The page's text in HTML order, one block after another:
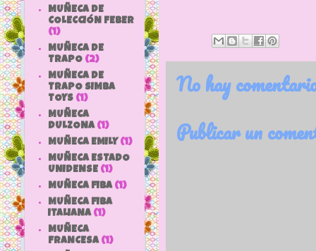
No hay
Publicar un
MUÑECA DE
COLECCIÓN FEBER
(1)
MUÑECA DE
TRAPO (2)
MUÑECA DE
TRAPO SIMBA
TOYS (1)
MUÑECA
DULZONA (1)
MUÑECA EMILY (1)
MUÑECA ESTADO
UNIDENSE (1)
MUÑECA FIBA (1)
MUÑECA FIBA
ITALIANA (1)
MUÑECA
FRANCESA (1)